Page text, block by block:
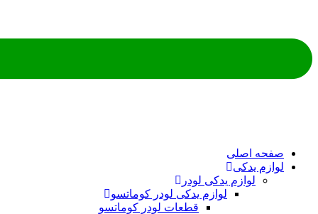
اصلی
یدکی
لوازم یدکی لودر
لوازم یدکی لودر کوماتسو
قطعات لودر کوماتسو